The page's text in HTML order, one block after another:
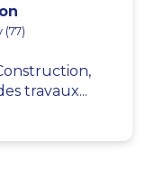
(77)
travaux...